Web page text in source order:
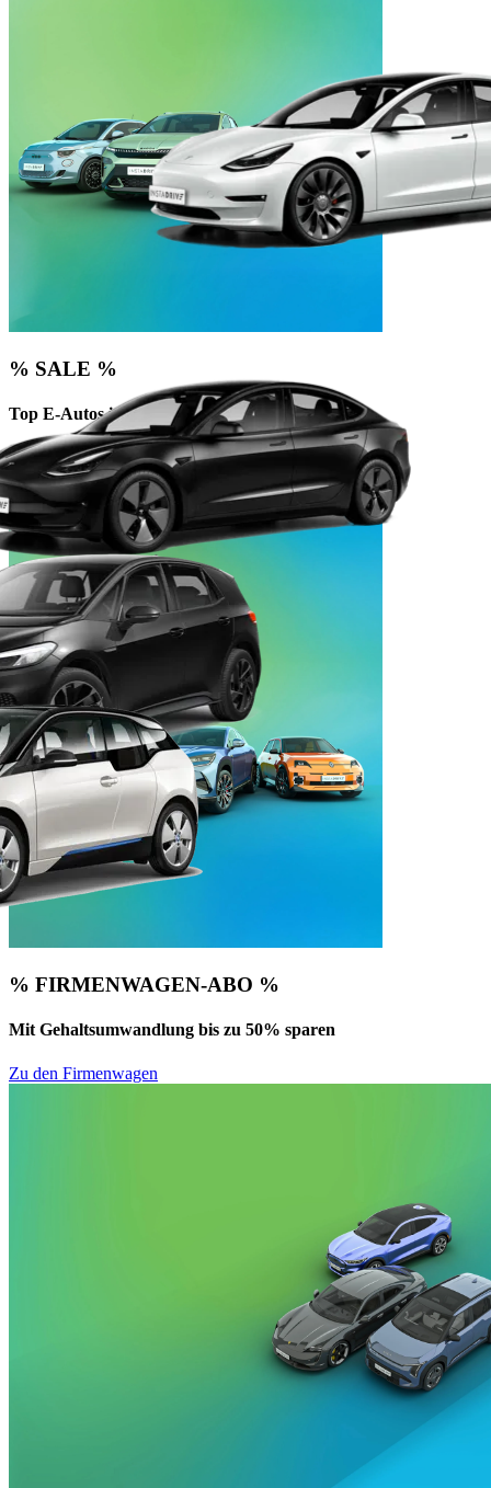
% SALE %
Top E-Autos im Sonderangebot
ab € 49 mtl.
Zu den Sonderangeboten
% FIRMENWAGEN-ABO %
Mit Gehaltsumwandlung bis zu 50% sparen
Zu den Firmenwagen